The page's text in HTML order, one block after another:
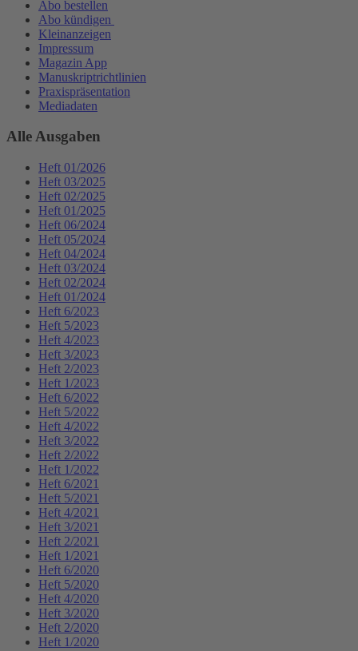
Abo bestellen
Abo kündigen
Kleinanzeigen
Impressum
Magazin App
Manuskriptrichtlinien
Praxispräsentation
Mediadaten
Alle Ausgaben
Heft 01/2026
Heft 03/2025
Heft 02/2025
Heft 01/2025
Heft 06/2024
Heft 05/2024
Heft 04/2024
Heft 03/2024
Heft 02/2024
Heft 01/2024
Heft 6/2023
Heft 5/2023
Heft 4/2023
Heft 3/2023
Heft 2/2023
Heft 1/2023
Heft 6/2022
Heft 5/2022
Heft 4/2022
Heft 3/2022
Heft 2/2022
Heft 1/2022
Heft 6/2021
Heft 5/2021
Heft 4/2021
Heft 3/2021
Heft 2/2021
Heft 1/2021
Heft 6/2020
Heft 5/2020
Heft 4/2020
Heft 3/2020
Heft 2/2020
Heft 1/2020